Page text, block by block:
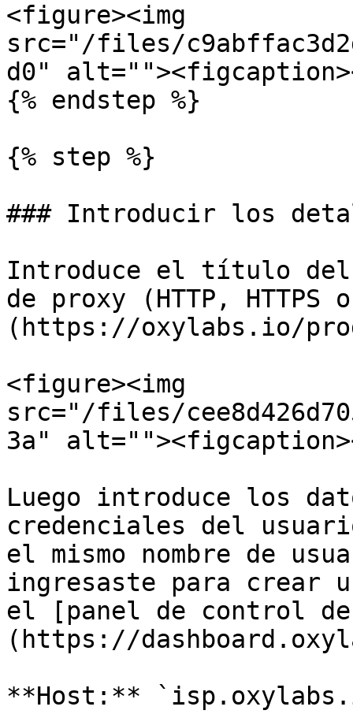
<figure><img
src="/files/
d0"
{% endstep %}
{% step %}
### Introducir los
Introduce el título del
de proxy (HTTP, HTTPS
(https://oxylabs.io/
<figure><img
src="/files/
3a"
Luego introduce los
credenciales del
el mismo nombre de
ingresaste para crear
el [panel de control de
(https://
**Host:**